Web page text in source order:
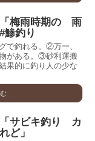
「梅雨時期の 雨
釣り
で釣れる。②万一、
がある。③砂利運搬
果的に釣り人の少な
サビキ釣り カ
ど」